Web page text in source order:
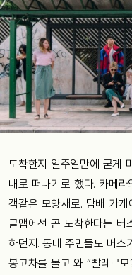
도착한지 일주일만에 굳게
내로 떠나기로 했다. 카메
객같은 모양새로. 담배 가
글맵에선 곧 도착한다는
하던지. 동네 주민들도 버스
봉고차를 몰고 와 “빨레르